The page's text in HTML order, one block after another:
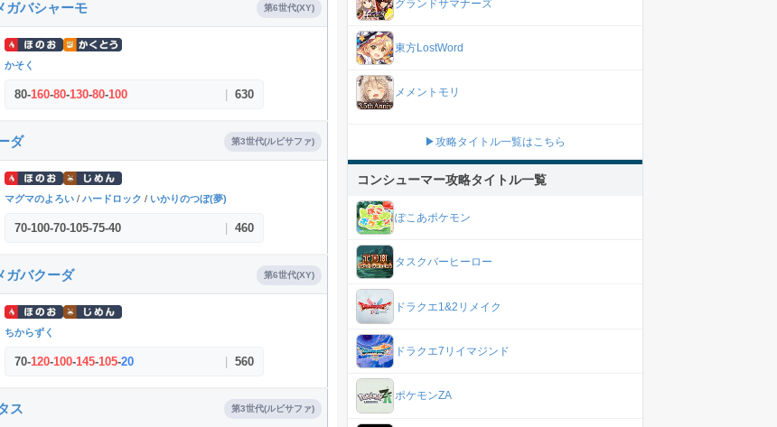
ガバシャーモ 第6世代(XY)
かそく
80-160-80-130-80-100 630
ダ 第3世代(ルビサファ)
マグマのよろい / ハードロック / いかりのつぼ(夢)
70-100-70-105-75-40 460
ガバクーダ 第6世代(XY)
ちからずく
70-120-100-145-105-20 560
ス 第3世代(ルビサファ)
グランドサマナーズ
東方LostWord
メメントモリ
▶攻略タイトル一覧はこちら
コンシューマー攻略タイトル一覧
ぽこあポケモン
タスクバーヒーロー
ドラクエ1&2リメイク
ドラクエ7リイマジンド
ポケモンZA